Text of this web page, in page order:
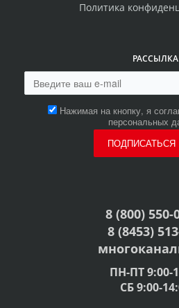
Политика
РАССЫЛКА
Нажимая на кнопку, я
персональных
ПОДПИСАТЬСЯ
8 (800) 550-
8 (8453)
ПН-ПТ 9:00-
СБ 9:00-